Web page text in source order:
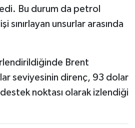
Bu durum da petrol
sınırlayan unsurlar arasında
Brent
seviyesinin direnç, 93 dolar
destek noktası olarak izlendiği